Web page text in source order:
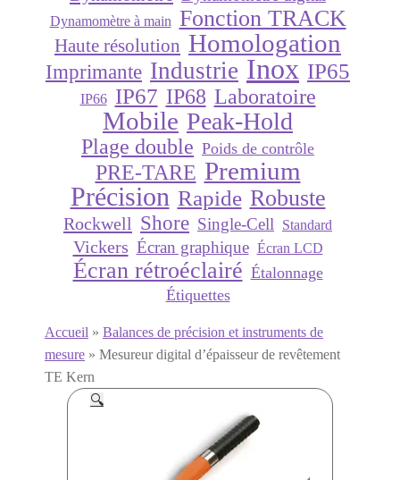
Dynamomètre à main Fonction TRACK
Haute résolution Homologation
Imprimante Industrie Inox IP65
IP66 IP67 IP68 Laboratoire
Mobile Peak-Hold
Plage double Poids de contrôle
PRE-TARE Premium
Précision Rapide Robuste
Rockwell Shore Single-Cell Standard
Vickers Écran graphique Écran LCD
Écran rétroéclairé Étalonnage
Étiquettes
Accueil » Balances de précision et instruments de
mesure » Mesureur digital d’épaisseur de revêtement
TE Kern
🔍